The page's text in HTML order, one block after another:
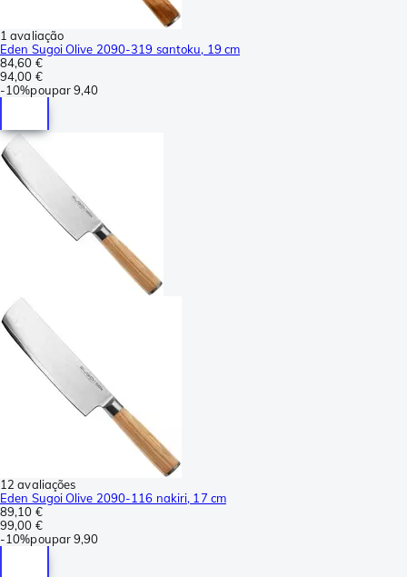
1 avaliação
Eden Sugoi Olive 2090-319 santoku, 19 cm
84,60 €
94,00 €
-10%poupar9,40
12 avaliações
Eden Sugoi Olive 2090-116 nakiri, 17 cm
89,10 €
99,00 €
-10%poupar9,90